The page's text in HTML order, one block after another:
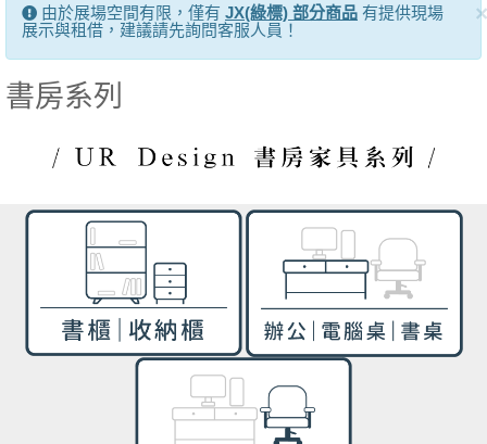
×
由於展場空間有限，僅有 JX(綠標) 部分商品 有提供現場
展示與租借，建議請先詢問客服人員！
書房系列